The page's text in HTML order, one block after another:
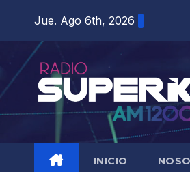
Jue. Ago 6th, 2026
INICIO